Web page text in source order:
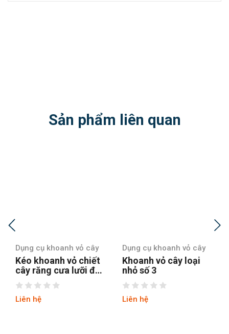
Sản phẩm liên quan
Dụng cụ khoanh vỏ cây
Khoanh vỏ cây loại
nhỏ số 3
Liên hệ
Dụng cụ khoanh vỏ cây
Khoanh vỏ cây loại
nhỏ số 6
Liên hệ